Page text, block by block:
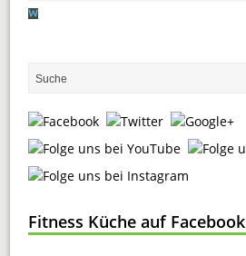
Fitness Küche auf Facebook